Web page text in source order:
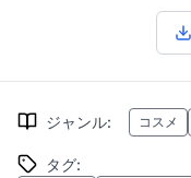
ジャンル: コスメ
タグ: